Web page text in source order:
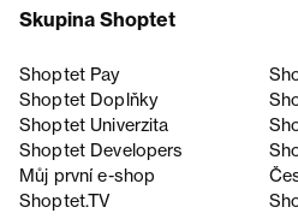
Skupina Shoptet
Shoptet Pay
Shoptet Doplňky
Shoptet Univerzita
Shoptet Developers
Můj první e-shop
Shoptet.TV